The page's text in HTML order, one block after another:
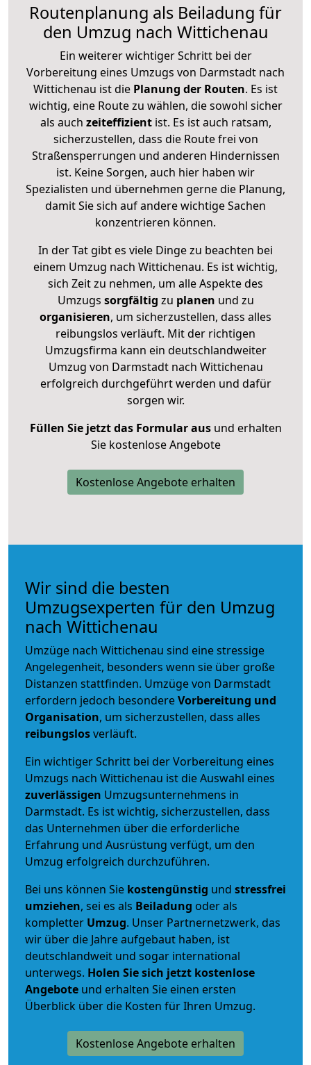
Routenplanung als Beiladung für
den Umzug nach Wittichenau
Ein weiterer wichtiger Schritt bei der
Vorbereitung eines Umzugs von Darmstadt nach
Wittichenau ist die Planung der Routen. Es ist
wichtig, eine Route zu wählen, die sowohl sicher
als auch zeiteffizientist. Es ist auch ratsam,
sicherzustellen, dass die Route frei von
Straßensperrungen und anderen Hindernissen
ist. Keine Sorgen, auch hier haben wir
Spezialisten und übernehmen gerne die Planung,
damit Sie sich auf andere wichtige Sachen
konzentrieren können.
In der Tat gibt es viele Dinge zu beachten bei
einem Umzug nach Wittichenau. Es ist wichtig,
sich Zeit zu nehmen, um alle Aspekte des
Umzugs sorgfältig zu planen und zu
organisieren, um sicherzustellen, dass alles
reibungslos verläuft. Mit der richtigen
Umzugsfirma kann ein deutschlandweiter
Umzug von Darmstadt nach Wittichenau
erfolgreich durchgeführt werden und dafür
sorgen wir.
Füllen Sie jetzt das Formular ausund erhalten
Sie kostenlose Angebote
Kostenlose Angebote erhalten
Wir sind die besten
Umzugsexperten für den Umzug
nach Wittichenau
Umzüge nach Wittichenau sind eine stressige
Angelegenheit, besonders wenn sie über große
Distanzen stattfinden. Umzüge von Darmstadt
erfordern jedoch besondereVorbereitung und
Organisation, um sicherzustellen, dass alles
reibungslosverläuft.
Ein wichtiger Schritt bei der Vorbereitung eines
Umzugs nach Wittichenau ist die Auswahl eines
zuverlässigen Umzugsunternehmens in
Darmstadt. Es ist wichtig, sicherzustellen, dass
das Unternehmen über die erforderliche
Erfahrung und Ausrüstung verfügt, um den
Umzug erfolgreich durchzuführen.
Bei uns können Sie kostengünstig und stressfrei
umziehen, sei es als Beiladung oder als
kompletter Umzug. Unser Partnernetzwerk, das
wir über die Jahre aufgebaut haben, ist
deutschlandweit und sogar international
unterwegs. Holen Sie sich jetzt kostenlose
Angebote und erhalten Sie einen ersten
Überblick über die Kosten für Ihren Umzug.
Kostenlose Angebote erhalten